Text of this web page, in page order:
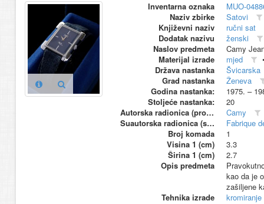
Inventarna oznaka
MUO-
Naziv zbirke
Satovi
Književni naziv
ručni sat
Dodatak nazivu
ženski
Naslov predmeta
Camy
Materijal izrade
mjed
Država nastanka
Švicarska
Grad nastanka
Ženeva
Godina nastanka:
1975. –
Stoljeće nastanka:
20
Autorska radionica (proizvođač)
Camy
Suautorska radionica (suproizvođač)
Fabrique
Broj komada
1
Visina 1 (cm)
3.3
Širina 1 (cm)
2.7
Opis predmeta
kao da je
zašiljene
Tehnika izrade
kromiranje